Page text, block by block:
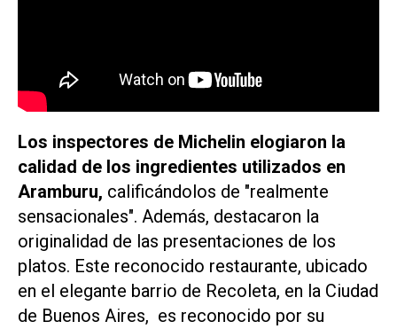
Los inspectores de Michelin elogiaron la
calidad de los ingredientes utilizados en
Aramburu, calificándolos de "realmente
sensacionales". Además, destacaron la
originalidad de las presentaciones de los
platos. Este reconocido restaurante, ubicado
en el elegante barrio de Recoleta, en la Ciudad
de Buenos Aires, es reconocido por su